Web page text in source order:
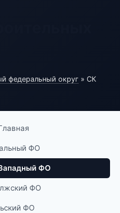
федеральный округ » СК
ФО
ФО
ФО
ФО